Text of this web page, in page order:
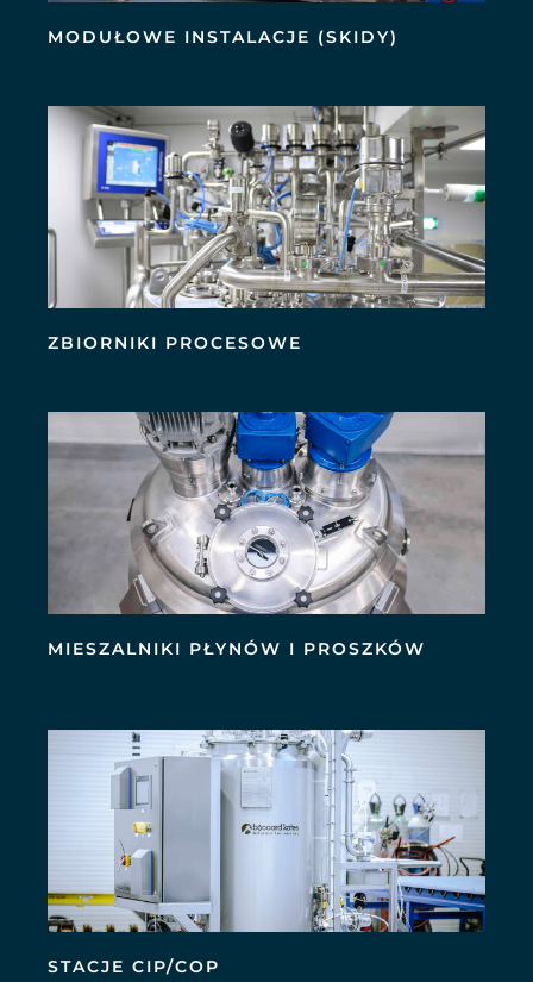
MODUŁOWE INSTALACJE (SKIDY)
ZBIORNIKI PROCESOWE
MIESZALNIKI PŁYNÓW I PROSZKÓW
STACJE CIP/COP